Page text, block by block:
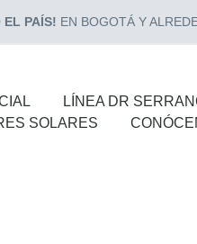
EL PAÍS! EN BOGOTÁ Y
LÍNEA DR
SOLARES